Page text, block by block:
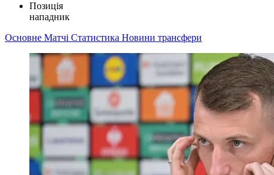
Позиція
нападник
Основне Матчі Статистика Новини трансфери